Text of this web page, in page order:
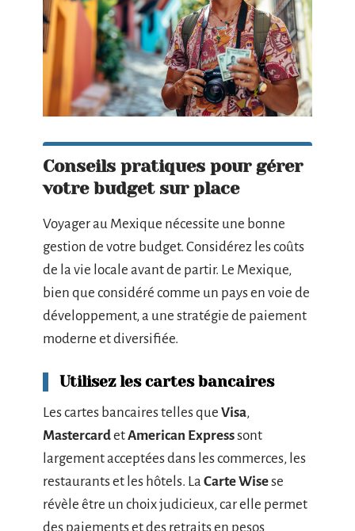
Conseils pratiques pour gérer
votre budget sur place
Voyager au Mexique nécessite une bonne
gestion de votre budget. Considérez les coûts
de la vie locale avant de partir. Le Mexique,
bien que considéré comme un pays en voie de
développement, a une stratégie de paiement
moderne et diversifiée.
Utilisez les cartes bancaires
Les cartes bancaires telles que Visa,
MastercardetAmerican Expresssont
largement acceptées dans les commerces, les
restaurants et les hôtels. La Carte Wisese
révèle être un choix judicieux, car elle permet
des paiements et des retraits en pesos